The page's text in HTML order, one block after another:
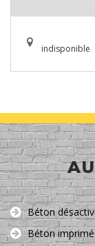
indisponible
Béton
Béton